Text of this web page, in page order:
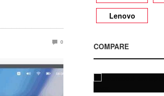
0
Lenovo
COMPARE